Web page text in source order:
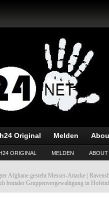
Original Melden
ORIGINAL MELDEN ABOUT
Afghane gesteht Messer-Attacke |
brutaler Gruppenvergewaltigung in